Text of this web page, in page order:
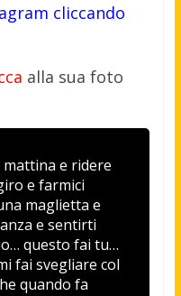
cliccando
alla sua foto
mattina e ridere
e farmici
maglietta e
e sentirti
questo fai tu…
fai svegliare col
quando fa